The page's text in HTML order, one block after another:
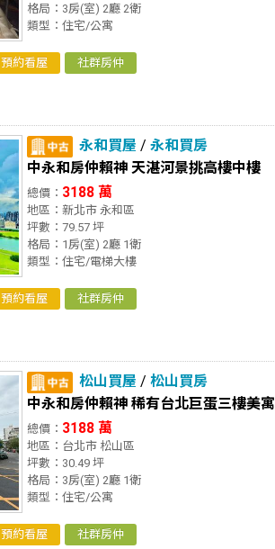
格局：3房(室) 2廳 2衛
類型：住宅/公寓
預約看屋 社群房仲
永和買屋 / 永和買房
中永和房仲賴神 天湛河景挑高樓中樓
總價： 3188 萬
地區：新北市 永和區
坪數：79.57 坪
格局：1房(室) 2廳 1衛
類型：住宅/電梯大樓
預約看屋 社群房仲
松山買屋 / 松山買房
中永和房仲賴神 稀有台北巨蛋三樓美寓
總價： 3188 萬
地區：台北市 松山區
坪數：30.49 坪
格局：3房(室) 2廳 1衛
類型：住宅/公寓
預約看屋 社群房仲